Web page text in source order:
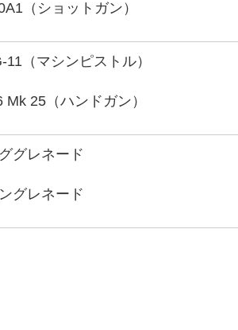
（ショットガン）
11（マシンピストル）
Mk 25（ハンドガン）
グレネード
グレネード